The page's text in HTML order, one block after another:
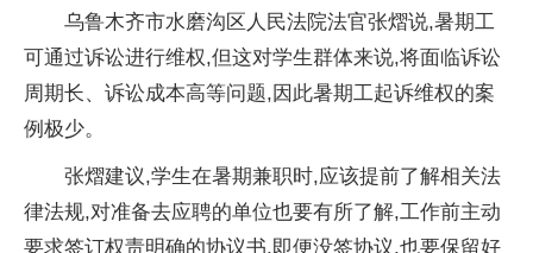
乌鲁木齐市水磨沟区人民法院法官张熠说,暑期工
可通过诉讼进行维权,但这对学生群体来说,将面临诉讼
周期长、诉讼成本高等问题,因此暑期工起诉维权的案
例极少。
张熠建议,学生在暑期兼职时,应该提前了解相关法
律法规,对准备去应聘的单位也要有所了解,工作前主动
要求签订权责明确的协议书,即便没签协议,也要保留好